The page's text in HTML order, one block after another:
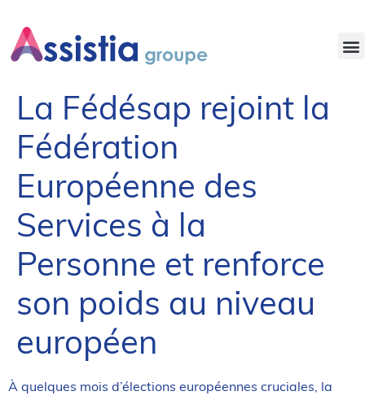
La Fédésap rejoint la
Fédération
Européenne des
Services à la
Personne et renforce
son poids au niveau
européen
À quelques mois d’élections européennes cruciales, la